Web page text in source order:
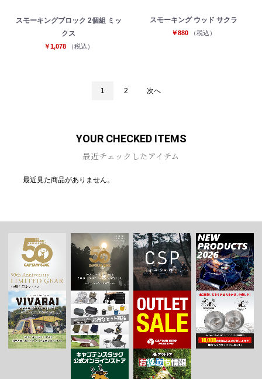
スモーキングブロック 2個組 ミッ
クス
￥1,078 （税込）
スモーキング ウッド サクラ
￥880 （税込）
1 2 次へ
YOUR CHECKED ITEMS
最近チェックしたアイテム
最近見た商品がありません。